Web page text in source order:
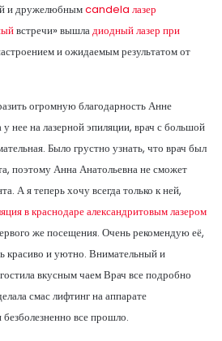
и дружелюбнымcandela лазер
встречи» вышладиодный лазер при
и ожидаемым результатом от
огромную благодарность Анне
нее на лазерной эпиляции, врач с большой
Было грустно узнать, что врач был
поэтому Анна Анатольевна не сможет
А я теперь хочу всегда только к ней,
в краснодаре александритовым лазером
же посещения. Очень рекомендую её,
красиво и уютно. Внимательный и
вкусным чаем Врач все подробно
смас лифтинг на аппарате
все прошло.